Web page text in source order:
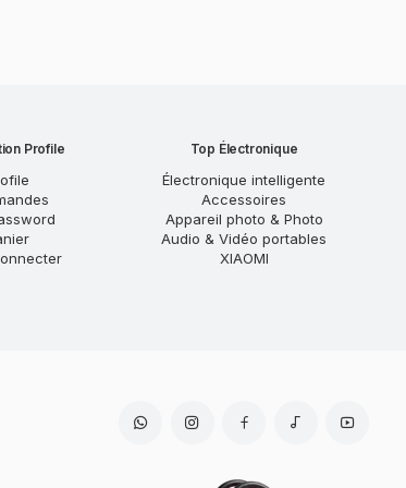
Profile Top Électronique
Électronique intelligente
Accessoires
Appareil photo & Photo
Audio & Vidéo portables
XIAOMI